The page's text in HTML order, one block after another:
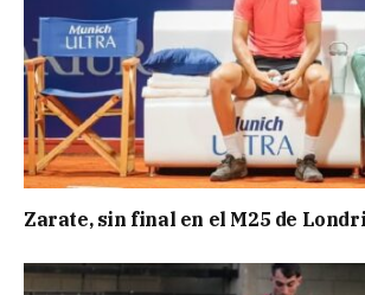
Zarate, sin final en el M25 de